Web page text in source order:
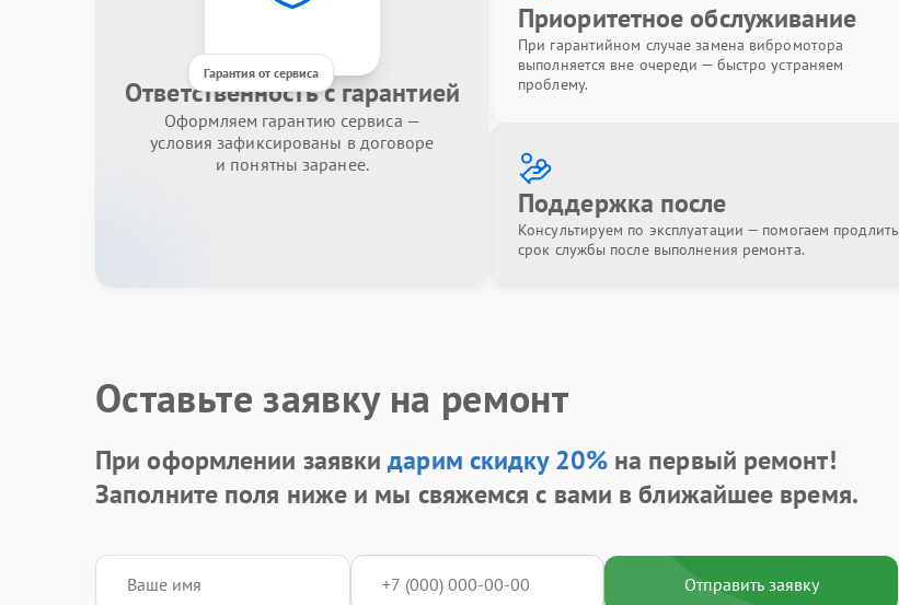
Гарантия от сервиса
Ответственность с гарантией
Оформляем гарантию сервиса —
условия зафиксированы в договоре
и понятны заранее.
Приоритетное обслуживание
При гарантийном случае замена вибромотора
выполняется вне очереди — быстро устраняем
проблему.
Поддержка после
Консультируем по эксплуатации — помогаем продлить
срок службы после выполнения ремонта.
Оставьте заявку на ремонт
При оформлении заявкидарим скидку 20%на первый ремонт!
Заполните поля ниже и мы свяжемся с вами в ближайшее время.
Отправить заявку